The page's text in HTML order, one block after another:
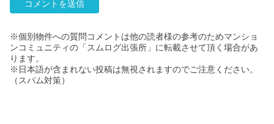
※個別物件への質問コメントは他の読者様の参考のためマンショ
ンコミュニティの「スムログ出張所」に転載させて頂く場合があ
ります。
※日本語が含まれない投稿は無視されますのでご注意ください。
（スパム対策）